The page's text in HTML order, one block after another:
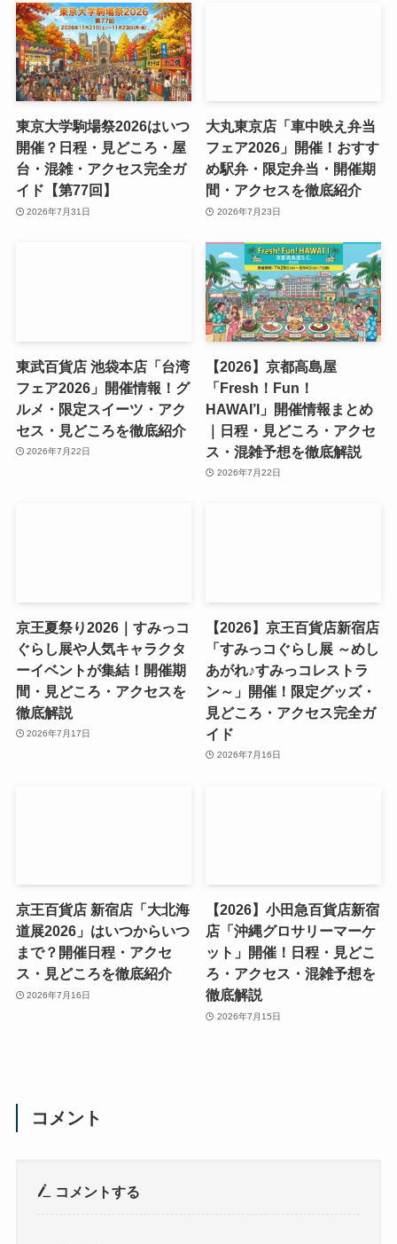
東京大学駒場祭2026はいつ
開催？日程・見どころ・屋
台・混雑・アクセス完全ガ
イド【第77回】
2026年7月31日
大丸東京店「車中映え弁当
フェア2026」開催！おすす
め駅弁・限定弁当・開催期
間・アクセスを徹底紹介
2026年7月23日
東武百貨店 池袋本店「台湾
フェア2026」開催情報！グ
ルメ・限定スイーツ・アク
セス・見どころを徹底紹介
2026年7月22日
【2026】京都高島屋
「Fresh！Fun！
HAWAI’I」開催情報まとめ
｜日程・見どころ・アクセ
ス・混雑予想を徹底解説
2026年7月22日
京王夏祭り2026｜すみっコ
ぐらし展や人気キャラクタ
ーイベントが集結！開催期
間・見どころ・アクセスを
徹底解説
2026年7月17日
【2026】京王百貨店新宿店
「すみっコぐらし展 ～めし
あがれ♪すみっコレストラ
ン～」開催！限定グッズ・
見どころ・アクセス完全ガ
イド
2026年7月16日
京王百貨店 新宿店「大北海
道展2026」はいつからいつ
まで？開催日程・アクセ
ス・見どころを徹底紹介
2026年7月16日
【2026】小田急百貨店新宿
店「沖縄グロサリーマーケ
ット」開催！日程・見どこ
ろ・アクセス・混雑予想を
徹底解説
2026年7月15日
コメント
コメントする